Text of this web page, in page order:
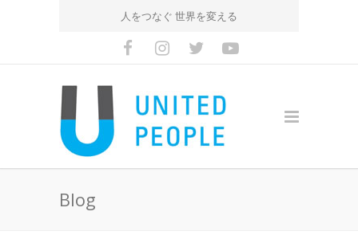
人をつなぐ 世界を変える
Blog